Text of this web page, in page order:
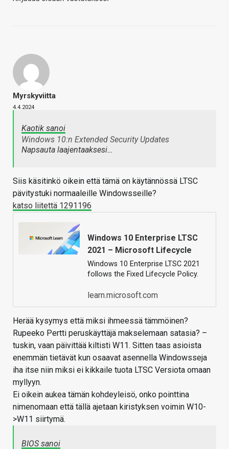
Myrskyviitta
4.4.2024
Kaotik sanoi
Windows 10:n Extended Security Updates
Napsauta laajentaaksesi…
Siis käsitinkö oikein että tämä on käytännössä LTSC
pävitystuki normaaleille Windowsseille?
katso liitettä 1291196
Windows 10 Enterprise LTSC
2021 – Microsoft Lifecycle
Windows 10 Enterprise LTSC 2021
follows the Fixed Lifecycle Policy.
learn.microsoft.com
Herää kysymys että miksi ihmeessä tämmöinen?
Rupeeko Pertti peruskäyttäjä makselemaan satasia? –
tuskin, vaan päivittää kiltisti W11. Sitten taas asioista
enemmän tietävät kun osaavat asennella Windowsseja
iha itse niin miksi ei kikkaile tuota LTSC Versiota omaan
myllyyn.
Ei oikein aukea tämän kohdeyleisö, onko pointtina
nimenomaan että tällä ajetaan kiristyksen voimin W10-
>W11 siirtymä.
BIOS sanoi